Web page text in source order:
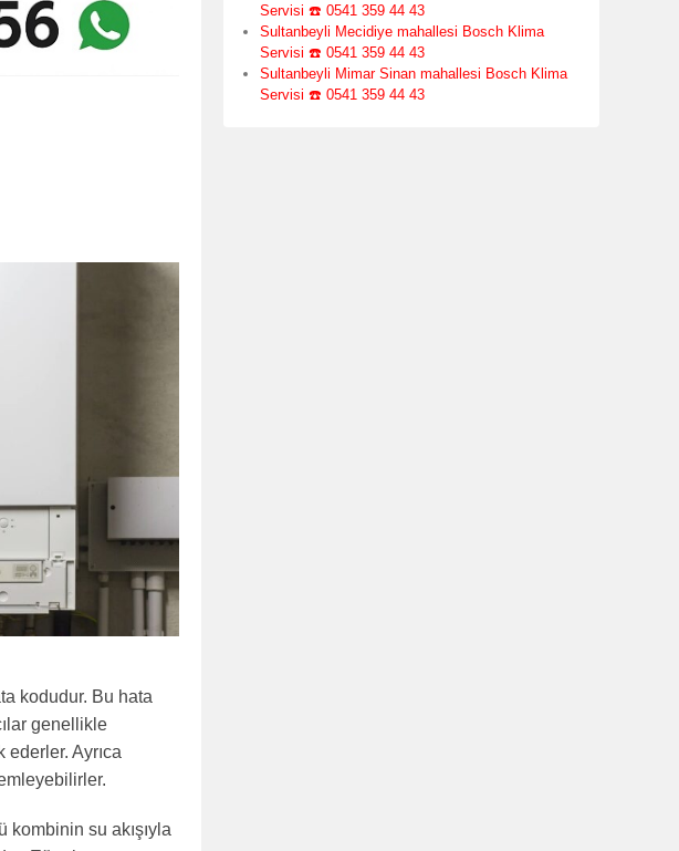
kodudur. Bu hata
genellikle
ederler. Ayrıca
kombinin su akışıyla
Servisi ☎️ 0541 359 44 43
Sultanbeyli Mecidiye mahallesi Bosch Klima
Servisi ☎️ 0541 359 44 43
Sultanbeyli Mimar Sinan mahallesi Bosch Klima
Servisi ☎️ 0541 359 44 43